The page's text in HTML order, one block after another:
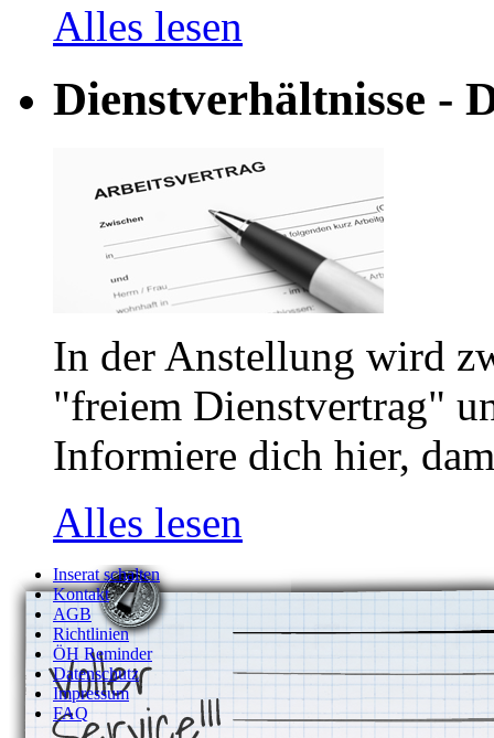
Alles lesen
Dienstverhältnisse -
In der Anstellung wird
"freiem Dienstvertrag"
Informiere dich hier,
Alles lesen
Inserat schalten
Kontakt
AGB
Richtlinien
ÖH Reminder
Datenschutz
Impressum
FAQ